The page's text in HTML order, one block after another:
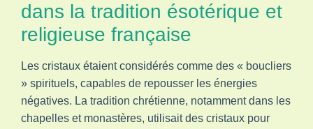
dans la tradition ésotérique et
religieuse française
Les cristaux étaient considérés comme des « boucliers
» spirituels, capables de repousser les énergies
négatives. La tradition chrétienne, notamment dans les
chapelles et monastères, utilisait des cristaux pour